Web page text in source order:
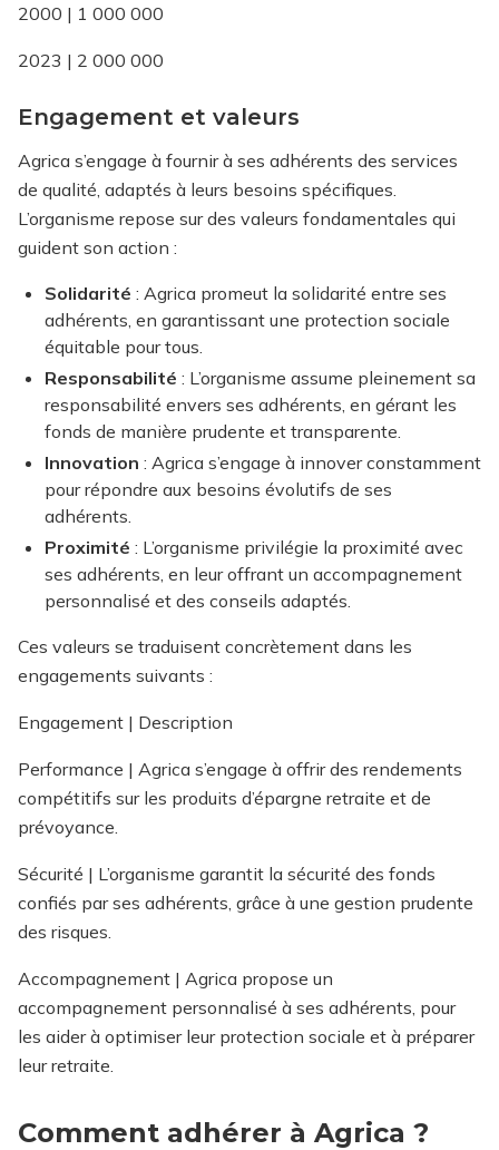
2000 | 1 000 000
2023 | 2 000 000
Engagement et valeurs
Agrica s’engage à fournir à ses adhérents des services
de qualité, adaptés à leurs besoins spécifiques.
L’organisme repose sur des valeurs fondamentales qui
guident son action :
Solidarité : Agrica promeut la solidarité entre ses
adhérents, en garantissant une protection sociale
équitable pour tous.
Responsabilité : L’organisme assume pleinement sa
responsabilité envers ses adhérents, en gérant les
fonds de manière prudente et transparente.
Innovation : Agrica s’engage à innover constamment
pour répondre aux besoins évolutifs de ses
adhérents.
Proximité : L’organisme privilégie la proximité avec
ses adhérents, en leur offrant un accompagnement
personnalisé et des conseils adaptés.
Ces valeurs se traduisent concrètement dans les
engagements suivants :
Engagement | Description
Performance | Agrica s’engage à offrir des rendements
compétitifs sur les produits d’épargne retraite et de
prévoyance.
Sécurité | L’organisme garantit la sécurité des fonds
confiés par ses adhérents, grâce à une gestion prudente
des risques.
Accompagnement | Agrica propose un
accompagnement personnalisé à ses adhérents, pour
les aider à optimiser leur protection sociale et à préparer
leur retraite.
Comment adhérer à Agrica ?